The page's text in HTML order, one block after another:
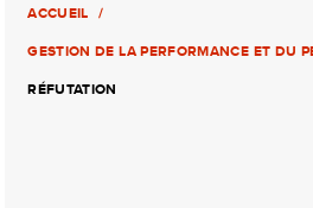
ACCUEIL
GESTION DE LA PERFORMANCE ET DU
RÉFUTATION